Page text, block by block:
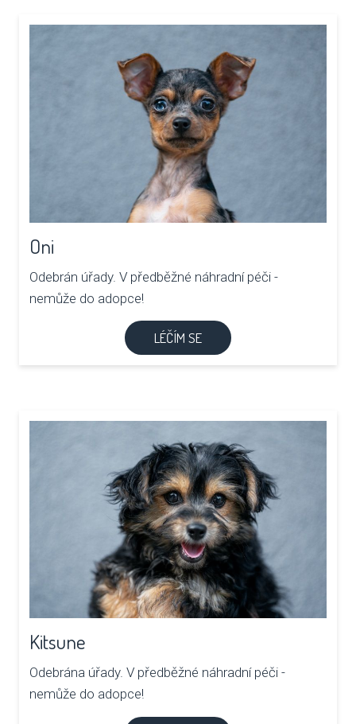
Oni
Odebrán úřady. V předběžné náhradní péči -
nemůže do adopce!
LÉČÍM SE
Kitsune
Odebrána úřady. V předběžné náhradní péči -
nemůže do adopce!